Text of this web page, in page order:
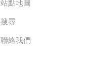
站點地圖
搜尋
聯絡我們